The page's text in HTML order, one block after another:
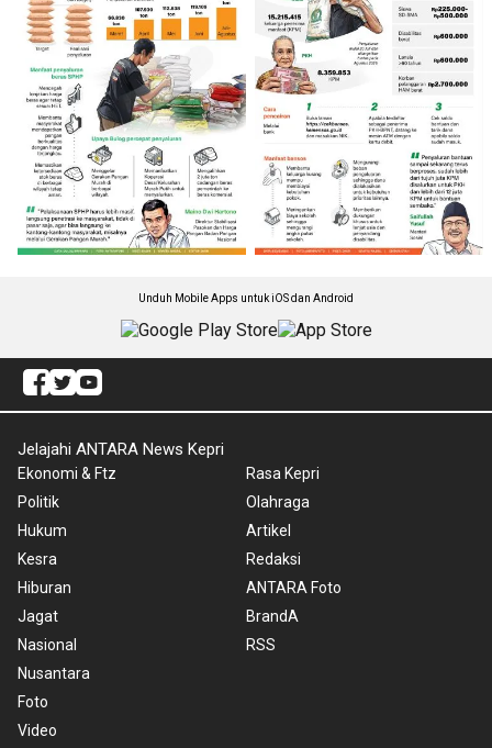
Unduh Mobile Apps untuk iOS dan Android
Jelajahi ANTARA News Kepri
Ekonomi & Ftz
Politik
Hukum
Kesra
Hiburan
Jagat
Nasional
Nusantara
Foto
Video
Rasa Kepri
Olahraga
Artikel
Redaksi
ANTARA Foto
BrandA
RSS